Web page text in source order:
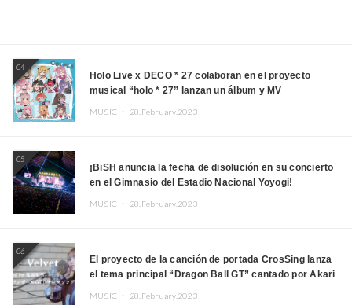
04
Holo Live x DECO * 27 colaboran en el proyecto
musical “holo * 27” lanzan un álbum y MV
MUSIC ・ 28.February.2023
05
¡BiSH anuncia la fecha de disolución en su concierto
en el Gimnasio del Estadio Nacional Yoyogi!
MUSIC ・ 28.February.2023
06
El proyecto de la canción de portada CrosSing lanza
el tema principal “Dragon Ball GT” cantado por Akari
MUSIC ・ 28.February.2023